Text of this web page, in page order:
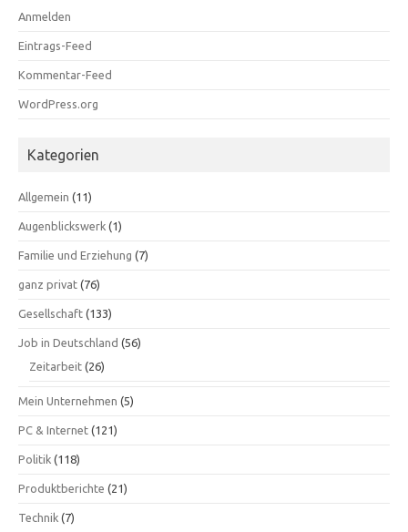
Anmelden
Eintrags-Feed
Kommentar-Feed
WordPress.org
Kategorien
Allgemein (11)
Augenblickswerk (1)
Familie und Erziehung (7)
ganz privat (76)
Gesellschaft (133)
Job in Deutschland (56)
Zeitarbeit (26)
Mein Unternehmen (5)
PC & Internet (121)
Politik (118)
Produktberichte (21)
Technik (7)